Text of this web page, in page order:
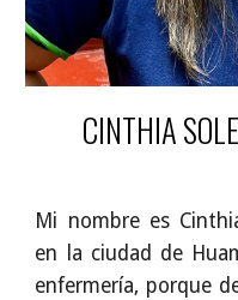
CINTHIA
Mi nombre es
en la ciudad de
enfermería, porque